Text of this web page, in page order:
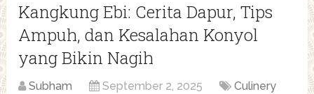
Kangkung Ebi: Cerita Dapur, Tips
Ampuh, dan Kesalahan Konyol
yang Bikin Nagih
Subham September 2, 2025
Culinery